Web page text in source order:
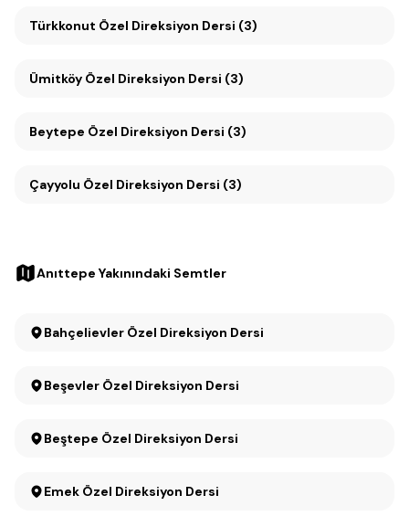
Türkkonut Özel Direksiyon Dersi (3)
Ümitköy Özel Direksiyon Dersi (3)
Beytepe Özel Direksiyon Dersi (3)
Çayyolu Özel Direksiyon Dersi (3)
Anıttepe Yakınındaki Semtler
Bahçelievler Özel Direksiyon Dersi
Beşevler Özel Direksiyon Dersi
Beştepe Özel Direksiyon Dersi
Emek Özel Direksiyon Dersi